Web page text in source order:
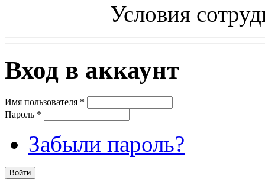
Условия
Вход в аккаунт
Имя пользователя *
Пароль *
Забыли пароль?